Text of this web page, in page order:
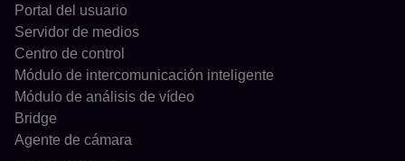
Portal del usuario
Servidor de medios
Centro de control
Módulo de intercomunicación inteligente
Módulo de análisis de vídeo
Bridge
Agente de cámara